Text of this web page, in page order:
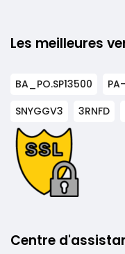
Les meilleures
BA_PO.SP13500
SNYGGV3
3RNFD
Centre